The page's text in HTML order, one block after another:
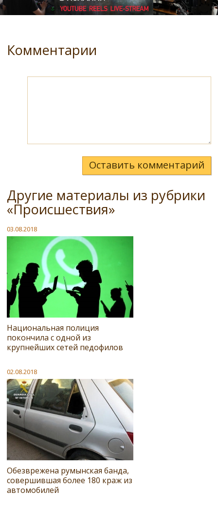
Комментарии
Оставить комментарий
Другие материалы из рубрики
«Происшествия»
03.08.2018
Национальная полиция
покончила с одной из
крупнейших сетей педофилов
02.08.2018
Обезврежена румынская банда,
совершившая более 180 краж из
автомобилей